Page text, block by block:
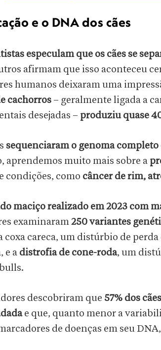
e o DNA dos cães
especulam que os cães se
afirmam que isso aconteceu
humanos deixaram uma
cachorros – geralmente ligada a
desejadas – produziu quase
sequenciaram o genoma completo
aprendemos muito mais sobre a
condições, como câncer de rim,
maciço realizado em 2023 com
examinaram250 variantes
coxa careca, um distúrbio de
e a distrofia de cone-roda, um
descobriram que 57% dos
e que, quanto menor a
de doenças em seu